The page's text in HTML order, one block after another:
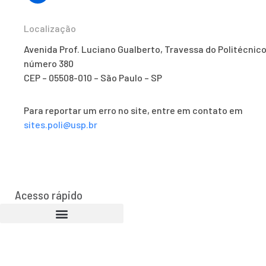
Localização
Avenida Prof. Luciano Gualberto, Travessa do
número 380
CEP – 05508-010 – São Paulo – SP
Para reportar um erro no site, entre em contato em
sites.poli@usp.br
Acesso rápido